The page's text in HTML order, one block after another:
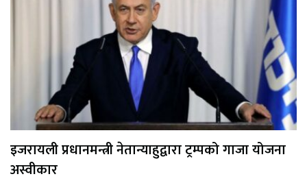
इजरायली प्रधानमन्त्री नेतान्याहुद्वारा ट्रम्पको गाजा योजना
अस्वीकार